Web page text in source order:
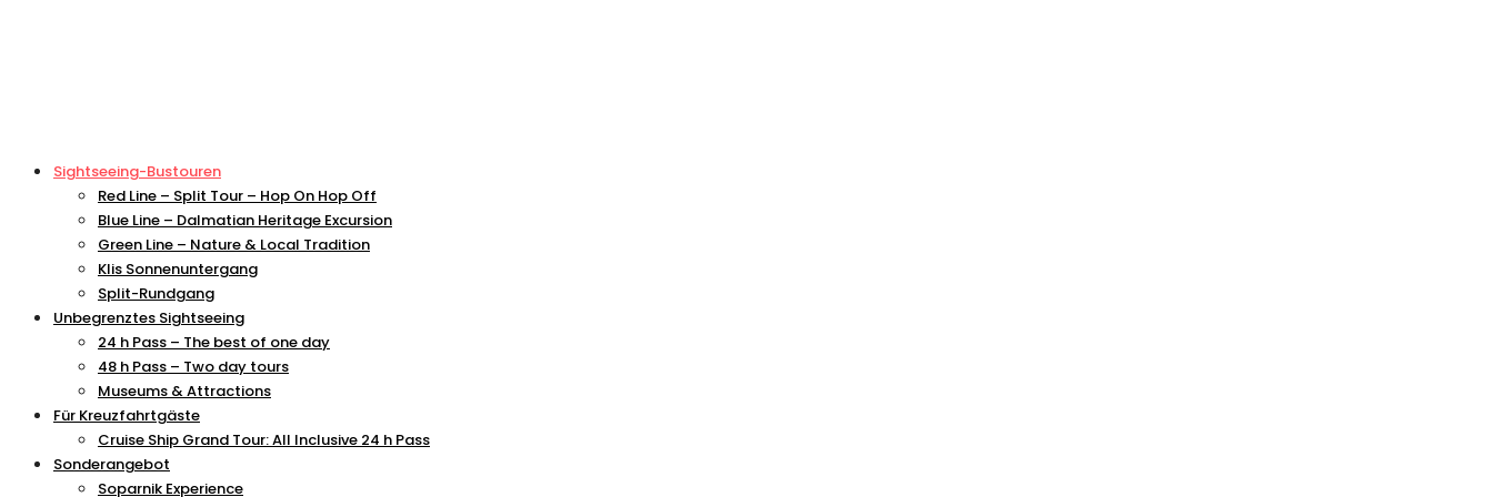
Sightseeing-Bustouren
Red Line – Split Tour – Hop On Hop Off
Blue Line – Dalmatian Heritage Excursion
Green Line – Nature & Local Tradition
Klis Sonnenuntergang
Split-Rundgang
Unbegrenztes Sightseeing
24 h Pass – The best of one day
48 h Pass – Two day tours
Museums & Attractions
Für Kreuzfahrtgäste
Cruise Ship Grand Tour: All Inclusive 24 h Pass
Sonderangebot
Soparnik Experience